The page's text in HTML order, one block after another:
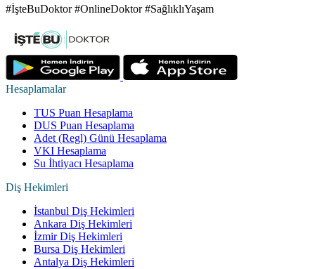
#İşteBuDoktor #OnlineDoktor #SağlıklıYaşam
Hesaplamalar
TUS Puan Hesaplama
DUS Puan Hesaplama
Adet (Regl) Günü Hesaplama
VKI Hesaplama
Su İhtiyacı Hesaplama
Diş Hekimleri
İstanbul Diş Hekimleri
Ankara Diş Hekimleri
İzmir Diş Hekimleri
Bursa Diş Hekimleri
Antalya Diş Hekimleri